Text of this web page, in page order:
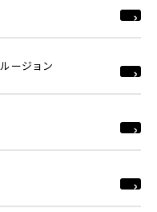
ージョン